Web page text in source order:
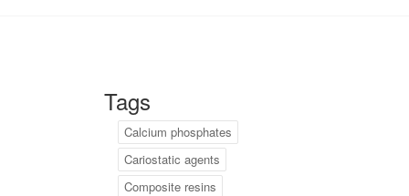
Tags
Calcium phosphates
Cariostatic agents
Composite resins